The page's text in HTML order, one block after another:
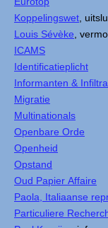
Koppelingswet ,
Louis Sévèke ,
ICAMS
Identificatieplicht
Informanten &
Migratie
Multinationals
Openbare Orde
Openheid
Opstand
Oud Papier Affaire
Paola, Italiaanse
Particuliere